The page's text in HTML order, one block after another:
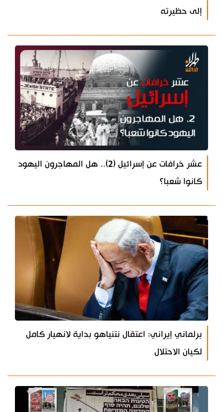
إلى حظيرته
عشر خرافات عن إسرائيل (2).. هل المهاجرون اليهود
كانوا شعبا؟
برلماني إيراني: اعتقال نتنياهو بداية لانهيار كامل
لكيان الاحتلال